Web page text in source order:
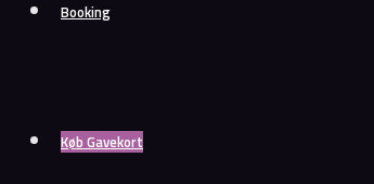
Booking
Køb Gavekort